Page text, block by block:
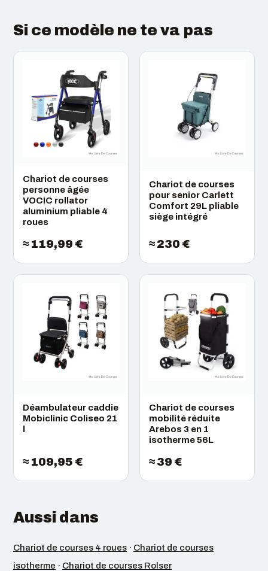
Si ce modèle ne te va pas
Chariot de courses
personne âgée
VOCIC rollator
aluminium pliable 4
roues
≈ 119,99 €
Chariot de courses
pour senior Carlett
Comfort 29L pliable
siège intégré
≈ 230 €
Déambulateur caddie
Mobiclinic Coliseo 21
l
≈ 109,95 €
Chariot de courses
mobilité réduite
Arebos 3 en 1
isotherme 56L
≈ 39 €
Aussi dans
Chariot de courses 4 roues · Chariot de courses
isotherme · Chariot de courses Rolser